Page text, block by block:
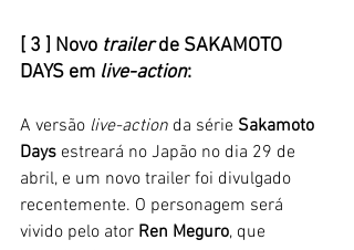
[ 3 ] Novo trailer de SAKAMOTO
DAYS em live-action:
A versão live-action da série Sakamoto
Days estreará no Japão no dia 29 de
abril, e um novo trailer foi divulgado
recentemente. O personagem será
vivido pelo ator Ren Meguro, que